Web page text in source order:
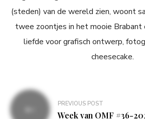
(steden) van de wereld zien, woont
twee zoontjes in het mooie
liefde voor grafisch ontwerp,
cheesecake.
Bericht
navigatie
PREVIOUS POST
Week van OMF #36-